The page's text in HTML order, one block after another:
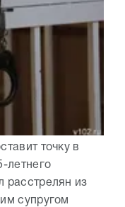
точку в
летнего
расстрелян из
супругом